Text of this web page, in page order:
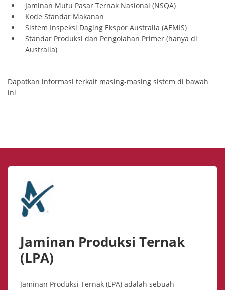
Jaminan Mutu Pasar Ternak Nasional (NSQA)
Kode Standar Makanan
Sistem Inspeksi Daging Ekspor Australia (AEMIS)
Standar Produksi dan Pengolahan Primer (hanya di
Australia)
Dapatkan informasi terkait masing-masing sistem di bawah
ini
Jaminan Produksi Ternak
(LPA)
Jaminan Produksi Ternak (LPA) adalah sebuah